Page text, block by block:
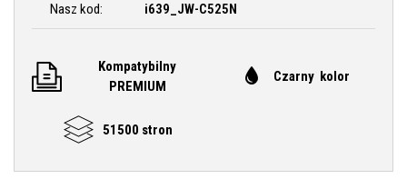
Nasz kod:
i639_JW-C525N
Kompatybilny
PREMIUM
Czarny kolor
51500 stron